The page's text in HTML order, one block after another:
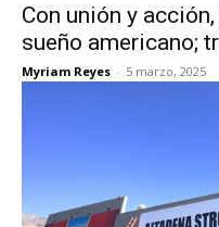
Con unión y
sueño americano;
Myriam Reyes - 5 marzo, 2025